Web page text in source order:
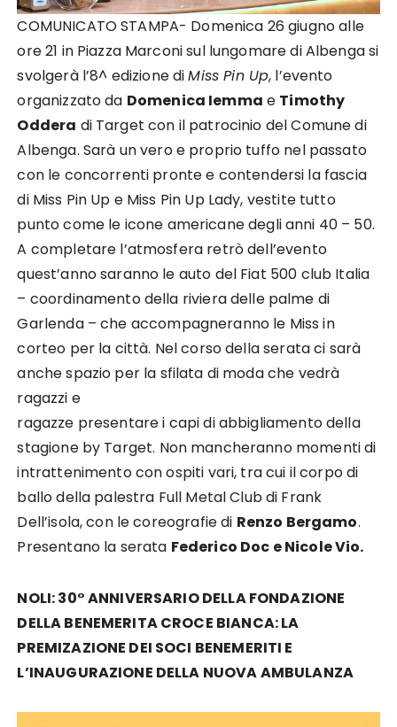
COMUNICATO STAMPA- Domenica 26 giugnoalle
ore 21 in Piazza Marconisul lungomare diAlbengasi
svolgerà l’8^ edizione diMiss Pin Up, l’evento
organizzato da Domenica Iemma e Timothy
Oddera di Target con il patrocinio del Comune di
Albenga. Sarà unvero e proprio tuffo nel passato
con le concorrenti pronte e contendersi la fascia
di Miss Pin Up e Miss Pin Up Lady, vestite tutto
puntocome le icone americane degli anni 40 – 50.
A completare l’atmosfera retròdell’evento
quest’annosaranno le auto del Fiat 500 club Italia
– coordinamento della riviera delle palme di
Garlenda – che accompagneranno le Miss in
corteo per la città. Nel corso della serataci sarà
anche spazio per la sfilata di moda che vedrà
ragazzi e
ragazze presentarei capi di abbigliamento della
stagione by Target. Non mancheranno momenti di
intrattenimentocon ospiti vari, tracui il corpo di
ballo della palestra Full Metal Club di Frank
Dell’isola, con le coreografie di Renzo Bergamo.
Presentano la serata Federico Doc e Nicole Vio.
NOLI: 30° ANNIVERSARIO DELLA FONDAZIONE
DELLA BENEMERITA CROCE BIANCA: LA
PREMIZAZIONE DEI SOCI BENEMERITI E
L’INAUGURAZIONE DELLA NUOVA AMBULANZA